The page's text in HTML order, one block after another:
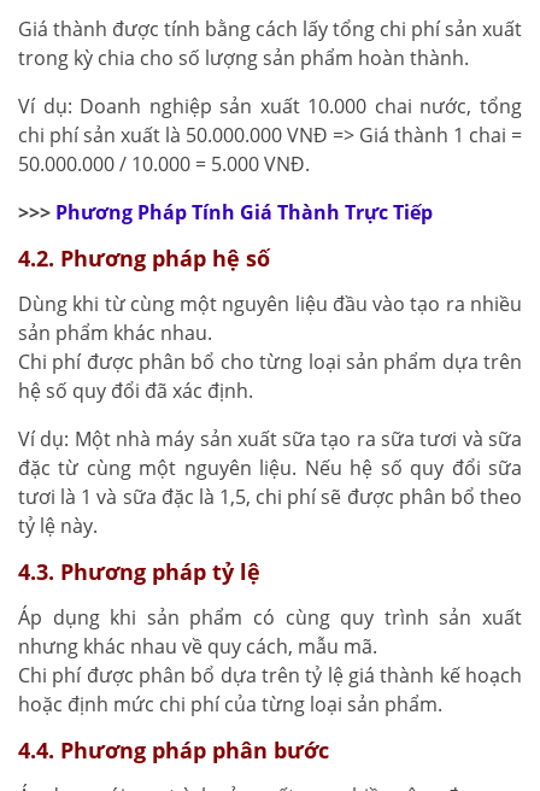
Giá thành được tính bằng cách lấy tổng chi phí sản xuất
trong kỳ chia cho số lượng sản phẩm hoàn thành.
Ví dụ: Doanh nghiệp sản xuất 10.000 chai nước, tổng
chi phí sản xuất là 50.000.000 VNĐ => Giá thành 1 chai =
50.000.000 / 10.000 = 5.000 VNĐ.
>>> Phương Pháp Tính Giá Thành Trực Tiếp
4.2. Phương pháp hệ số
Dùng khi từ cùng một nguyên liệu đầu vào tạo ra nhiều
sản phẩm khác nhau.
Chi phí được phân bổ cho từng loại sản phẩm dựa trên
hệ số quy đổi đã xác định.
Ví dụ: Một nhà máy sản xuất sữa tạo ra sữa tươi và sữa
đặc từ cùng một nguyên liệu. Nếu hệ số quy đổi sữa
tươi là 1 và sữa đặc là 1,5, chi phí sẽ được phân bổ theo
tỷ lệ này.
4.3. Phương pháp tỷ lệ
Áp dụng khi sản phẩm có cùng quy trình sản xuất
nhưng khác nhau về quy cách, mẫu mã.
Chi phí được phân bổ dựa trên tỷ lệ giá thành kế hoạch
hoặc định mức chi phí của từng loại sản phẩm.
4.4. Phương pháp phân bước